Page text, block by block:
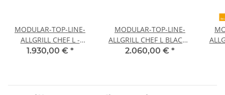
MODULAR-TOP-LINE-
ALLGRILL CHEF L -
Grundmodell-
1.930,00 € *
MODULAR-TOP-LINE-
ALLGRILL CHEF L BLACK -
Grundmodell-
2.060,00 € *